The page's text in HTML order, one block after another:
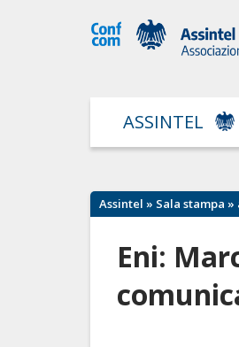
ASSINTEL
Assintel » Sala stampa »
Eni: